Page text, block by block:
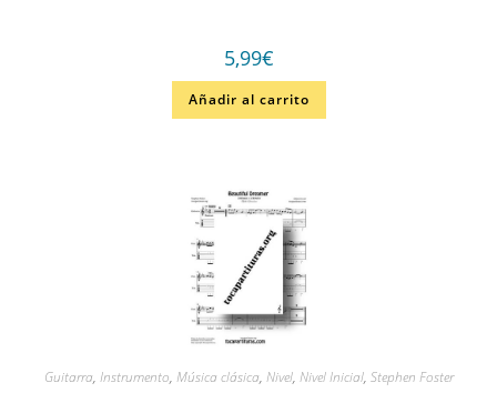
5,99€
Añadir al carrito
Guitarra, Instrumento, Música clásica, Nivel, Nivel Inicial, Stephen Foster